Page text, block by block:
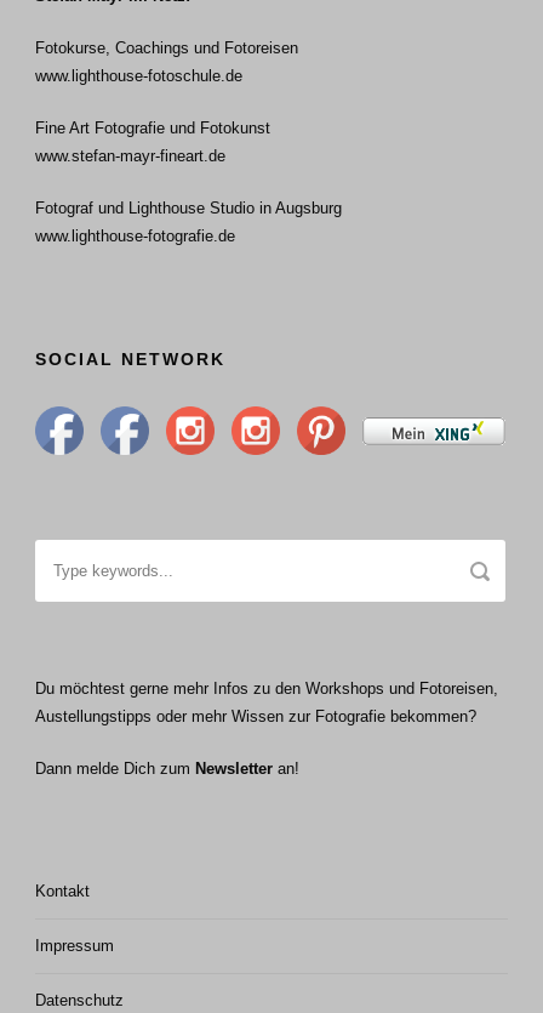
Fotokurse, Coachings und Fotoreisen
www.lighthouse-fotoschule.de
Fine Art Fotografie und Fotokunst
www.stefan-mayr-fineart.de
Fotograf und Lighthouse Studio in Augsburg
www.lighthouse-fotografie.de
SOCIAL NETWORK
Du möchtest gerne mehr Infos zu den Workshops und Fotoreisen,
Austellungstipps oder mehr Wissen zur Fotografie bekommen?
Dann melde Dich zum Newsletter an!
Kontakt
Impressum
Datenschutz